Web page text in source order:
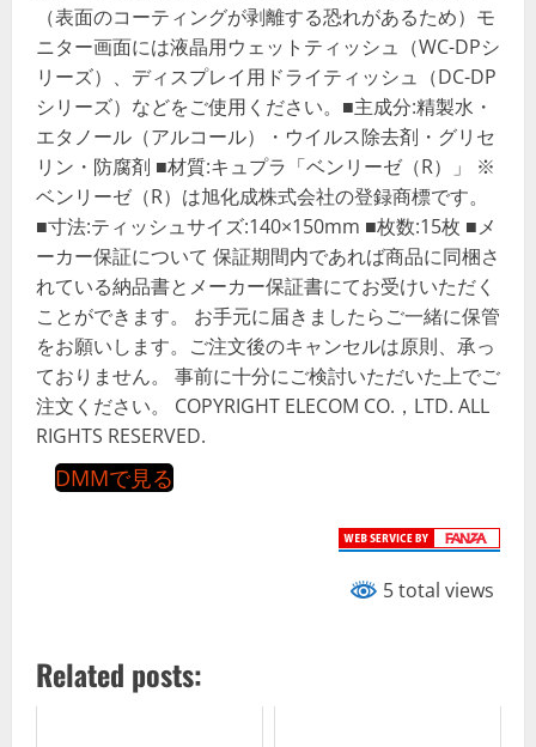
（表面のコーティングが剥離する恐れがあるため）モ
ニター画面には液晶用ウェットティッシュ（WC-DPシ
リーズ）、ディスプレイ用ドライティッシュ（DC-DP
シリーズ）などをご使用ください。■主成分:精製水・
エタノール（アルコール）・ウイルス除去剤・グリセ
リン・防腐剤 ■材質:キュプラ「ベンリーゼ（R）」 ※
ベンリーゼ（R）は旭化成株式会社の登録商標です。
■寸法:ティッシュサイズ:140×150mm ■枚数:15枚 ■メ
ーカー保証について 保証期間内であれば商品に同梱さ
れている納品書とメーカー保証書にてお受けいただく
ことができます。 お手元に届きましたらご一緒に保管
をお願いします。ご注文後のキャンセルは原則、承っ
ておりません。 事前に十分にご検討いただいた上でご
注文ください。 COPYRIGHT ELECOM CO.，LTD. ALL
RIGHTS RESERVED.
DMMで見る
5 total views
Related posts: